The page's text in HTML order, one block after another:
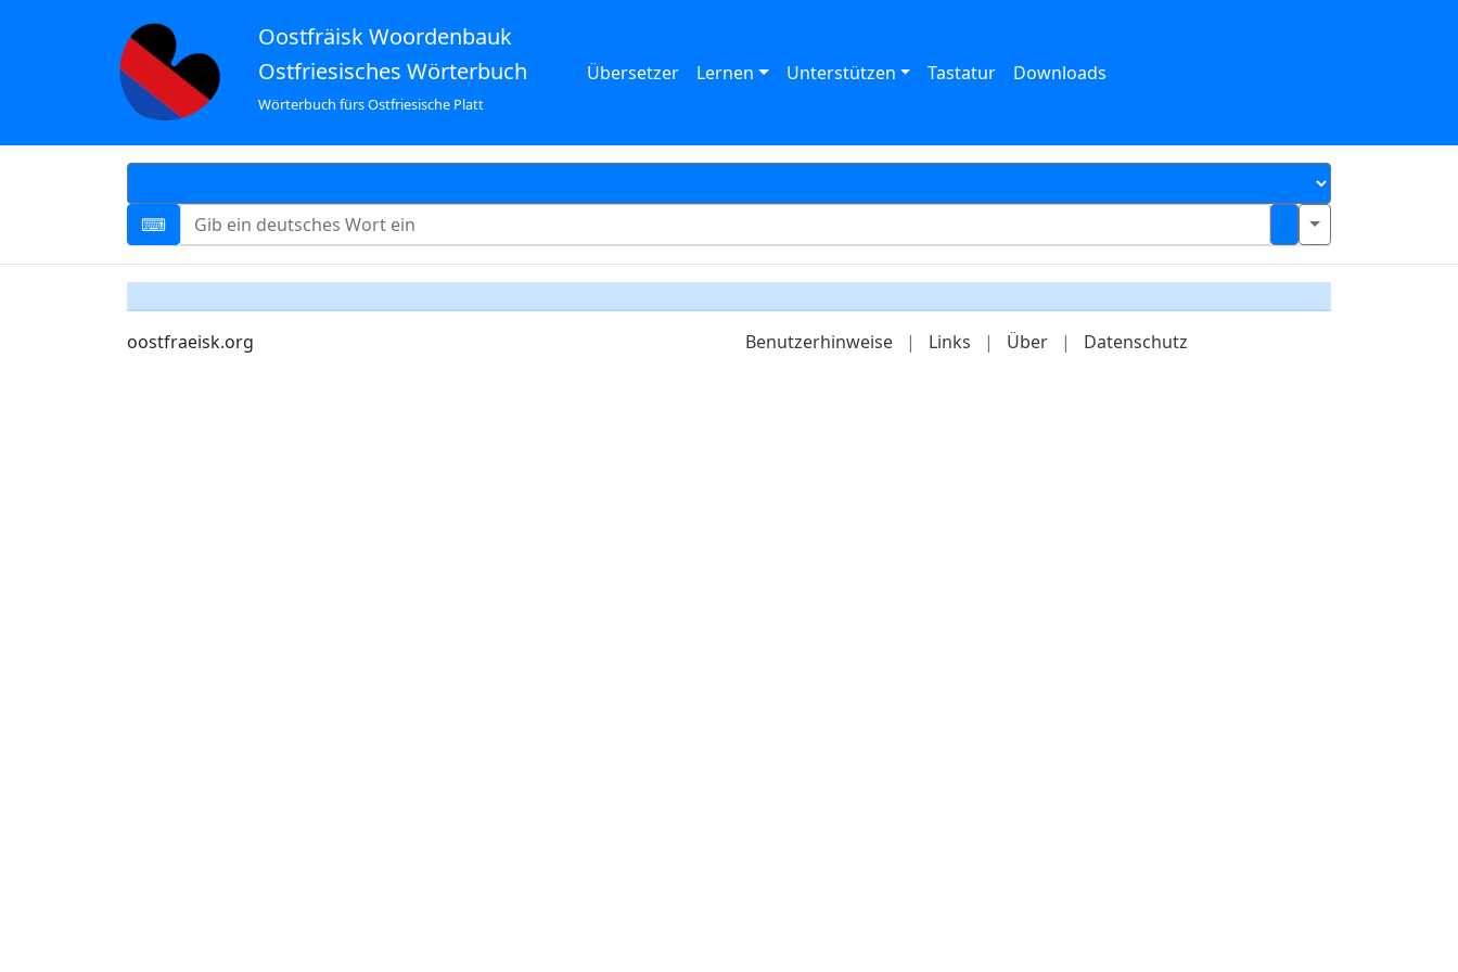
Oostfräisk Woordenbauk
Ostfriesisches Wörterbuch
Wörterbuch fürs Ostfriesische Platt
Übersetzer Lernen Unterstützen Tastatur Downloads
oostfraeisk.org Benutzerhinweise | Links | Über | Datenschutz